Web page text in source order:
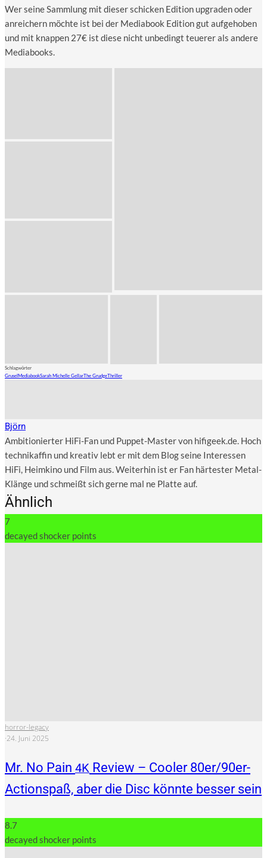
Wer sei­ne Samm­lung mit die­ser schi­cken Edi­ti­on upgraden oder
anrei­chern möch­te ist bei der Media­book Edi­ti­on gut auf­ge­ho­ben
und mit knap­pen 27€ ist die­se nicht unbe­dingt teue­rer als ande­re
Mediabooks.
Schlagwörter
GruselMediabookSarah Michelle GellarThe GrudgeThriller
Björn
Ambitionierter HiFi-Fan und Puppet-Master von hifigeek.de. Hoch
technikaffin und kreativ lebt er mit dem Blog seine Interessen
HiFi, Heimkino und Film aus. Weiterhin ist er Fan härtester Metal-
Klänge und schmeißt sich gerne mal ne Platte auf.
Ähnlich
7
decayed shocker points
horror-legacy
·24. Juni 2025
Mr. No Pain 4K Review – Cooler 80er/90er-
Actionspaß, aber die Disc könnte besser sein
8.7
decayed shocker points